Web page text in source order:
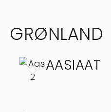
GRØNLAND
AASIAAT